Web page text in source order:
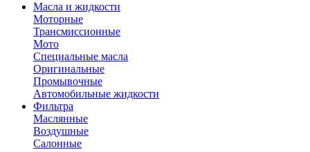
Масла и жидкости
Моторные
Трансмиссионные
Мото
Специальные масла
Оригинальные
Промывочные
Автомобильные жидкости
Фильтра
Маслянные
Воздушные
Салонные